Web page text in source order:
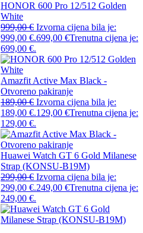
HONOR 600 Pro 12/512 Golden
White
999,00€ Izvorna cijena bila je:
999,00 €.699,00 €Trenutna cijena je:
699,00 €.
Amazfit Active Max Black -
Otvoreno pakiranje
189,00€ Izvorna cijena bila je:
189,00 €.129,00 €Trenutna cijena je:
129,00 €.
Huawei Watch GT 6 Gold Milanese
Strap (KONSU-B19M)
299,00€ Izvorna cijena bila je:
299,00 €.249,00 €Trenutna cijena je:
249,00 €.